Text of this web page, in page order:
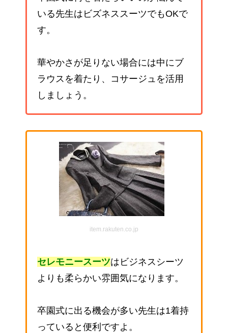
いる先生はビズネススーツでもOKで
す。
華やかさが足りない場合には中にブ
ラウスを着たり、コサージュを活用
しましょう。
item.rakuten.co.jp
セレモニースーツはビジネスシーツ
よりも柔らかい雰囲気になります。
卒園式に出る機会が多い先生は1着持
っていると便利ですよ。